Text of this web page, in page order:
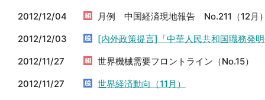
2012/12/04
月例 中国経済現地報告 No.211（12月
2012/12/03
[内外政策提言]「中華人民共和国職務発
2012/11/27
世界機械需要フロントライン（No.15）
2012/11/27
世界経済動向（11月）